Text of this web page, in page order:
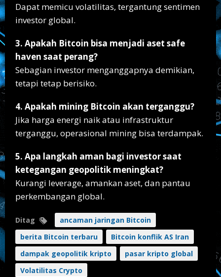
Dapat memicu volatilitas, tergantung sentimen
investor global.
3. Apakah Bitcoin bisa menjadi aset safe
haven saat perang?
Sebagian investor menganggapnya demikian,
tetapi tetap berisiko.
4. Apakah mining Bitcoin akan terganggu?
Jika harga energi naik atau infrastruktur
terganggu, operasional mining bisa terdampak.
5. Apa langkah aman bagi investor saat
ketegangan geopolitik meningkat?
Kurangi leverage, amankan aset, dan pantau
perkembangan global.
Ditag
ancaman jaringan Bitcoin
berita Bitcoin terbaru
Bitcoin konflik AS Iran
dampak geopolitik kripto
pasar kripto global
Volatilitas Crypto